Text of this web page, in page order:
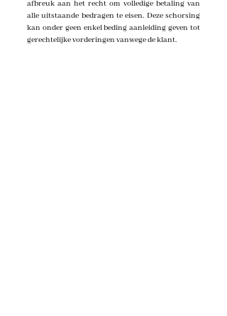
afbreuk aan het recht om volledige betaling van
alle uitstaande bedragen te eisen. Deze schorsing
kan onder geen enkel beding aanleiding geven tot
gerechtelijke vorderingen vanwege de klant.